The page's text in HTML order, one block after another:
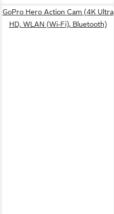
GoPro Hero Action Cam (4K Ultra
HD, WLAN (Wi-Fi), Bluetooth)